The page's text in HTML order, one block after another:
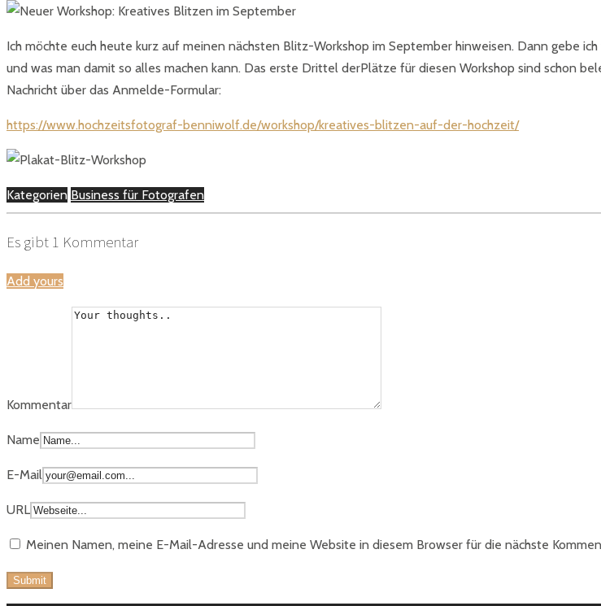
Ich möchte euch heute kurz auf meinen nächsten Blitz-Workshop im September hinweisen. Dann gebe
und was man damit so alles machen kann. Das erste Drittel derPlätze für diesen Workshop sind schon
Nachricht über das Anmelde-Formular:
https://www.hochzeitsfotograf-benniwolf.de/workshop/kreatives-blitzen-auf-der-hochzeit/
Kategorien Business für Fotografen
Es gibt 1 Kommentar
Add yours
Kommentar
Name
E-Mail
URL
Meinen Namen, meine E-Mail-Adresse und meine Website in diesem Browser für die nächste